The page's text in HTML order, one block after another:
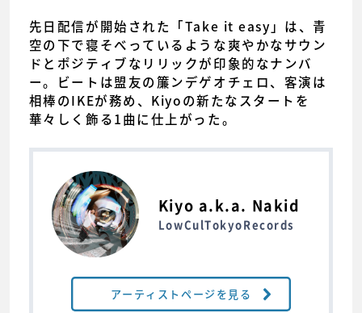
先日配信が開始された「Take it easy」は、青
空の下で寝そべっているような爽やかなサウン
ドとポジティブなリリックが印象的なナンバ
ー。ビートは盟友の簾ンデゲオチェロ、客演は
相棒のIKEが務め、Kiyoの新たなスタートを
華々しく飾る1曲に仕上がった。
Kiyo a.k.a. Nakid
LowCulTokyoRecords
アーティストページを見る